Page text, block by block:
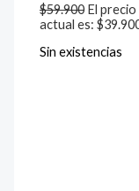
$59.900 El
actual es:
Sin existencias